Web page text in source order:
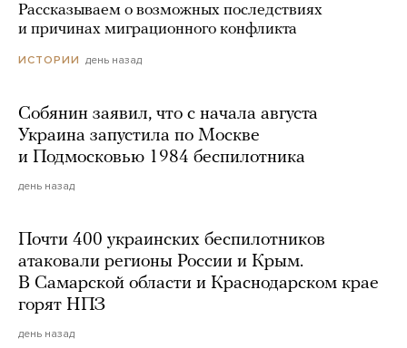
Рассказываем о возможных последствиях
и причинах миграционного конфликта
ИСТОРИИ день назад
Собянин заявил, что с начала августа
Украина запустила по Москве
и Подмосковью 1984 беспилотника
день назад
Почти 400 украинских беспилотников
атаковали регионы России и Крым.
В Самарской области и Краснодарском крае
горят НПЗ
день назад